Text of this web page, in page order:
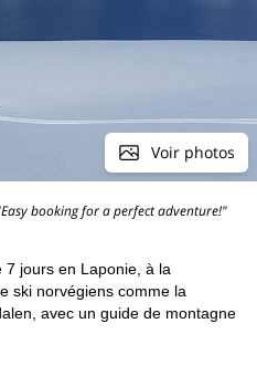
Voir photos
booking for a perfect adventure!"
7 jours en Laponie, à la
ski norvégiens comme la
avec un guide de montagne